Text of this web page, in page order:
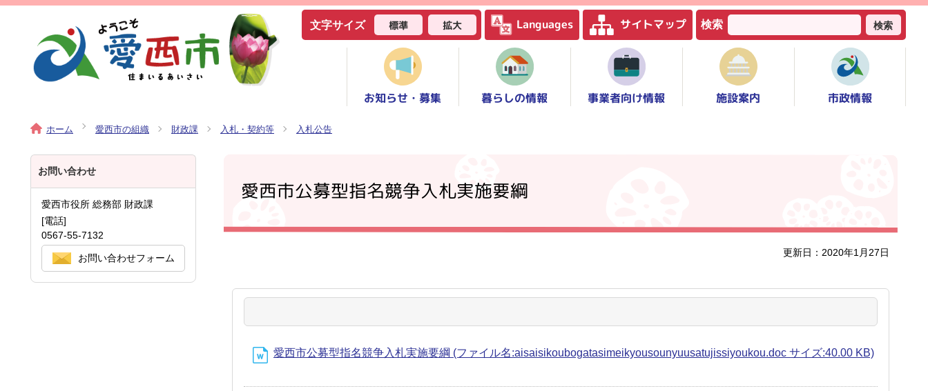
文字サイズ 標準 拡大 Languages サイトマップ 検索 検索
お知らせ・募集 暮らしの情報 事業者向け情報 施設案内 市政情報
ホーム 愛西市の組織 財政課 入札・契約等 入札公告
愛西市公募型指名競争入札実施要綱
更新日：2020年1月27日
愛西市公募型指名競争入札実施要綱 (ファイル名:aisaisikoubogatasimeikyousounyuusatujissiyoukou.doc サイズ:40.00 KB)
お問い合わせ
愛西市役所 総務部 財政課
[電話]
0567-55-7132
お問い合わせフォーム